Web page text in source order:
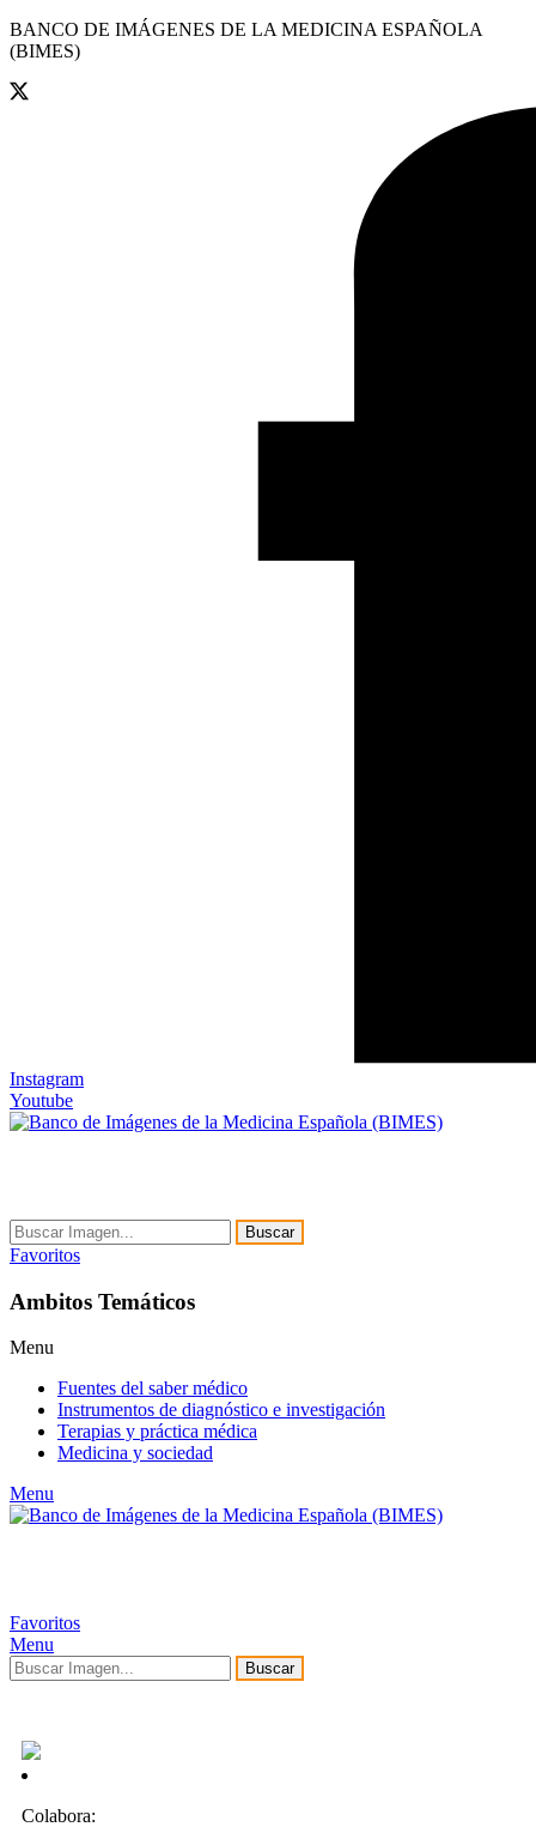
BANCO DE IMÁGENES DE LA MEDICINA ESPAÑOLA
(BIMES)
Instagram
Youtube
Buscar
Favoritos
Ambitos Temáticos
Menu
Fuentes del saber médico
Instrumentos de diagnóstico e investigación
Terapias y práctica médica
Medicina y sociedad
Menu
Favoritos
Menu
Buscar
Colabora: